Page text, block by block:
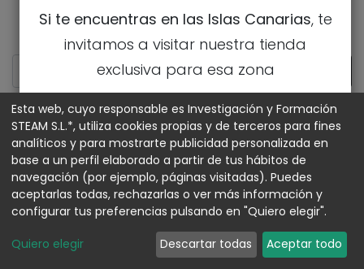
Si te encuentras en las Islas Canarias, te
invitamos a visitar nuestra tienda
exclusiva para esa zona
IR A LA TIENDA DE CANARIAS
MOSTRAR CATEGORÍAS
Esta web, cuyo responsable es Investigación y Formación
STEAM S.L.*, utiliza cookies propias y de terceros para fines
analíticos y para mostrarte publicidad personalizada en
base a un perfil elaborado a partir de tus hábitos de
navegación (por ejemplo, páginas visitadas). Puedes
aceptarlas todas, rechazarlas o ver más información y
configurar tus preferencias pulsando en "Quiero elegir".
Quiero elegir Descartar todas Aceptar todo